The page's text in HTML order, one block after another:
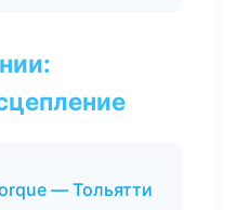
— Тольятти